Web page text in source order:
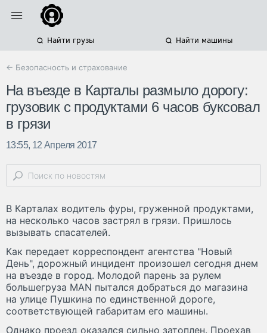
Найти грузы Найти машины
← Безопасность и страхование
На въезде в Карталы размыло дорогу:
грузовик с продуктами 6 часов буксовал
в грязи
13:55, 12 Апреля 2017
В Карталах водитель фуры, груженной продуктами,
на несколько часов застрял в грязи. Пришлось
вызывать спасателей.
Как передает корреспондент агентства "Новый
День", дорожный инцидент произошел сегодня днем
на въезде в город. Молодой парень за рулем
большегруза MAN пытался добраться до магазина
на улице Пушкина по единственной дороге,
соответствующей габаритам его машины.
Однако проезд оказался сильно затоплен. Проехав